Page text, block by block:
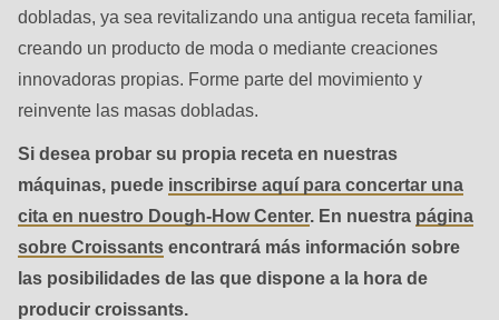
592
of
modules/custom/rondo_contact/src/ContactService.php
Deprecated
function
mb_substr():
Passing
to
dobladas, ya sea revitalizando una antigua receta familiar,
creando un producto de moda o mediante creaciones
innovadoras propias. Forme parte del movimiento y
reinvente las masas dobladas.
Si desea probar su propia receta en nuestras
máquinas, puede inscribirse aquí para concertar una
cita en nuestro Dough-How Center. En nuestra página
sobre Croissants encontrará más información sobre
las posibilidades de las que dispone a la hora de
producir croissants.